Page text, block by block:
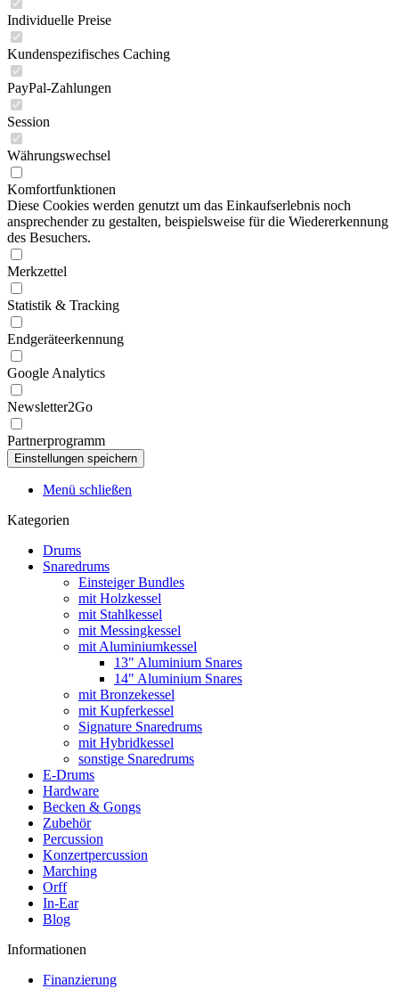
Individuelle Preise
Kundenspezifisches Caching
PayPal-Zahlungen
Session
Währungswechsel
Komfortfunktionen
Diese Cookies werden genutzt um das Einkaufserlebnis noch
ansprechender zu gestalten, beispielsweise für die Wiedererkennung
des Besuchers.
Merkzettel
Statistik & Tracking
Endgeräteerkennung
Google Analytics
Newsletter2Go
Partnerprogramm
Menü schließen
Kategorien
Drums
Snaredrums
Einsteiger Bundles
mit Holzkessel
mit Stahlkessel
mit Messingkessel
mit Aluminiumkessel
13" Aluminium Snares
14" Aluminium Snares
mit Bronzekessel
mit Kupferkessel
Signature Snaredrums
mit Hybridkessel
sonstige Snaredrums
E-Drums
Hardware
Becken & Gongs
Zubehör
Percussion
Konzertpercussion
Marching
Orff
In-Ear
Blog
Informationen
Finanzierung